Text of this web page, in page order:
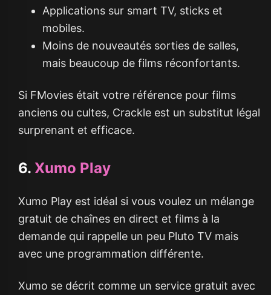
Applications sur smart TV, sticks et
mobiles.
Moins de nouveautés sorties de salles,
mais beaucoup de films réconfortants.
Si FMovies était votre référence pour films
anciens ou cultes, Crackle est un substitut légal
surprenant et efficace.
6. Xumo Play
Xumo Play est idéal si vous voulez un mélange
gratuit de chaînes en direct et films à la
demande qui rappelle un peu Pluto TV mais
avec une programmation différente.
Xumo se décrit comme un service gratuit avec